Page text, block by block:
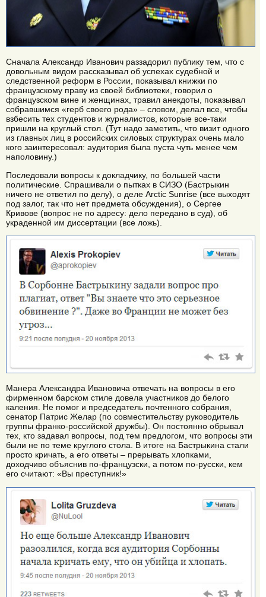
Сначала Александр Иванович раззадорил публику тем, что с
довольным видом рассказывал об успехах судебной и
следственной реформ в России, показывал книжки по
французскому праву из своей библиотеки, говорил о
французском вине и женщинах, травил анекдоты, показывал
собравшимся «герб своего рода» – словом, делал все, чтобы
взбесить тех студентов и журналистов, которые все-таки
пришли на круглый стол. (Тут надо заметить, что визит одного
из главных лиц в российских силовых структурах очень мало
кого заинтересовал: аудитория была пуста чуть менее чем
наполовину.)
Последовали вопросы к докладчику, по большей части
политические. Спрашивали о пытках в СИЗО (Бастрыкин
ничего не ответил по делу), о деле Arctic Sunrise (все выходят
под залог, так что нет предмета обсуждения), о Сергее
Кривове (вопрос не по адресу: дело передано в суд), об
украденной им диссертации (все ложь).
Манера Александра Ивановича отвечать на вопросы в его
фирменном барском стиле довела участников до белого
каления. Не помог и председатель почтенного собрания,
сенатор Патрис Желар (по совместительству руководитель
группы франко-российской дружбы). Он постоянно обрывал
тех, кто задавал вопросы, под тем предлогом, что вопросы эти
были не по теме круглого стола. В итоге на Бастрыкина стали
просто кричать, а его ответы – прерывать хлопками,
доходчиво объяснив по-французски, а потом по-русски, кем
его считают: «Вы преступник!»